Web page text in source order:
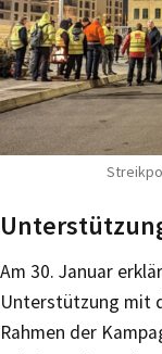
Am 30. Januar
Unterstützung mit
Rahmen der